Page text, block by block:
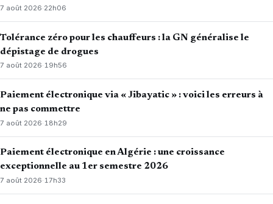
7 août 2026·22h06
Tolérance zéro pour les chauffeurs : la GN généralise le
dépistage de drogues
7 août 2026·19h56
Paiement électronique via « Jibayatic » : voici les erreurs à
ne pas commettre
7 août 2026· 18h29
Paiement électronique en Algérie : une croissance
exceptionnelle au 1er semestre 2026
7 août 2026·17h33